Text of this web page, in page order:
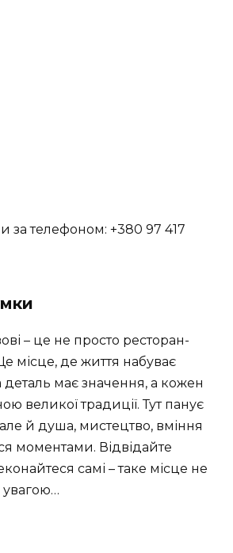
за телефоном: +380 97 417
– це не просто ресторан-
місце, де життя набуває
має значення, а кожен
великої традиції. Тут панує
й душа, мистецтво, вміння
моментами. Відвідайте
самі – таке місце не